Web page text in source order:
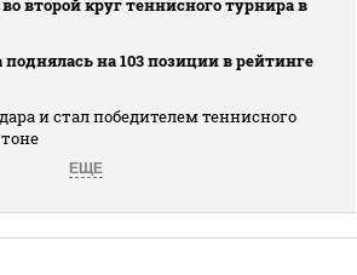
второй круг теннисного турнира в
на 103 позиции в рейтинге
и стал победителем теннисного
ЕЩЕ